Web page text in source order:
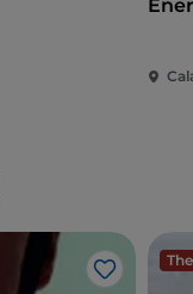
Me gusta